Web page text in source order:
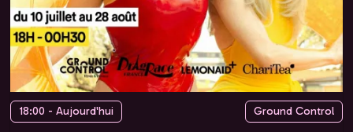
18:00 - Aujourd'hui Ground Control